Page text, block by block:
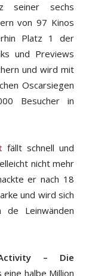
seiner sechs
von 97 Kinos
Platz 1 der
und Previews
und wird mit
Oscarsiegen
Besucher in
fällt schnell und
nicht mehr
er nach 18
und wird sich
de Leinwänden
– Die
halbe Million